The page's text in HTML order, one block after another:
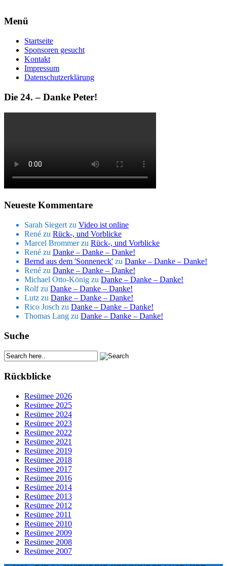
Menü
Startseite
Sponsoren gesucht
Kontakt
Impressum
Datenschutzerklärung
Die 24. – Danke Peter!
Neueste Kommentare
Sarah Siegert zu Video ist online
René zu Rück-, und Vorblicke
Marcel Brommerzu Rück-, und Vorblicke
René zu Danke – Danke – Danke!
Bernd aus dem 'Sonneneck' zu Danke – Danke – Danke!
René zu Danke – Danke – Danke!
Michael Otto-König zu Danke – Danke – Danke!
Rolfzu Danke – Danke – Danke!
Lutz zu Danke – Danke – Danke!
Rico Josch zu Danke – Danke – Danke!
Thomas Lang zu Danke – Danke – Danke!
Suche
Rückblicke
Resümee 2026
Resümee 2025
Resümee 2024
Resümee 2023
Resümee 2022
Resümee 2021
Resümee 2019
Resümee 2018
Resümee 2017
Resümee 2016
Resümee 2014
Resümee 2013
Resümee 2012
Resümee 2011
Resümee 2010
Resümee 2009
Resümee 2008
Resümee 2007